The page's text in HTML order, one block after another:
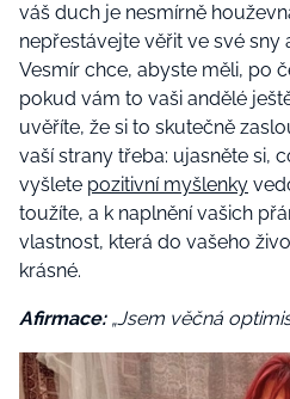
váš duch je nesmírně
nepřestávejte věřit ve své sny
Vesmír chce, abyste měli, po
pokud vám to vaši andělé
uvěříte, že si to skutečně
vaší strany třeba: ujasněte si,
vyšlete pozitivní myšlenky
toužíte, a k naplnění vašich
vlastnost, která do vašeho
krásné.
Afirmace:„Jsem věčná